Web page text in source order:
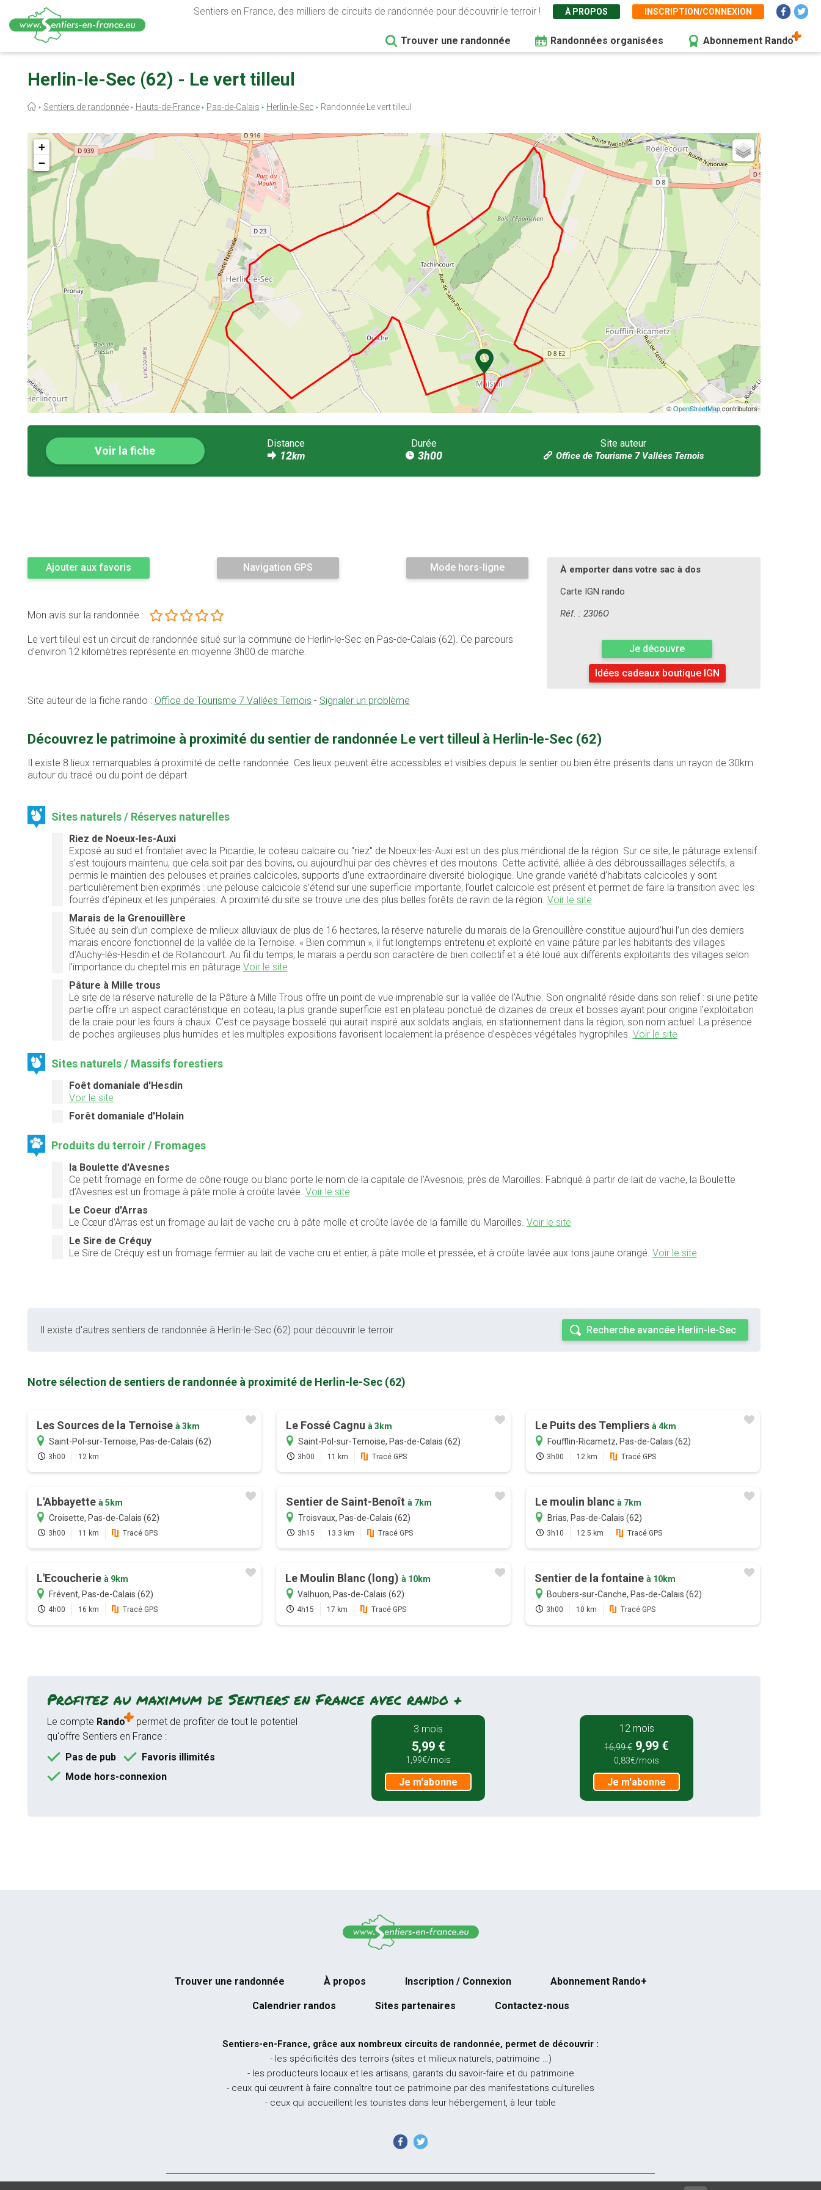
contenu
Sentiers en France, des milliers de circuits de randonnée pour découvrir le terroir ! À PROPOS INSCRIPTION/CONNEXION
Trouver une randonnée Randonnées organisées Abonnement Rando
Herlin-le-Sec (62) - Le vert tilleul
Fil
Sentiers de randonnée Hauts-de-France Pas-de-Calais Herlin-le-Sec Randonnée Le vert tilleul
+
−
©OpenStreetMapcontributors
Voir la fiche
Distance
12km
Durée
3h00
Site auteur
Office de Tourisme 7 Vallées Ternois
Ajouter aux favoris Navigation GPS Mode hors-ligne
Mon avis sur la randonnée :
Le vert tilleul est un circuit de randonnée situé sur la commune de Herlin-le-Sec en Pas-de-Calais (62). Ce parcours
d’environ 12 kilomètres représente en moyenne 3h00 de marche.
Site auteur de la fiche rando : Office de Tourisme 7 Vallées Ternois - Signaler un problème
À emporter dans votre sac à dos
Carte IGN rando
Réf. : 2306O
Je découvre
Idées cadeaux boutique IGN
Découvrez le patrimoine à proximité du sentier de randonnée Le vert tilleul à Herlin-le-Sec (62)
Il existe 8 lieux remarquables à proximité de cette randonnée. Ces lieux peuvent être accessibles et visibles depuis le sentier ou bien être présents dans un rayon de 30km
autour du tracé ou du point de départ.
Sites naturels / Réserves naturelles
Riez de Noeux-les-Auxi
Exposé au sud et frontalier avec la Picardie, le coteau calcaire ou "riez" de Noeux-les-Auxi est un des plus méridional de la région. Sur ce site, le pâturage extensif
s’est toujours maintenu, que cela soit par des bovins, ou aujourd’hui par des chèvres et des moutons. Cette activité, alliée à des débroussaillages sélectifs, a
permis le maintien des pelouses et prairies calcicoles, supports d’une extraordinaire diversité biologique. Une grande variété d’habitats calcicoles y sont
particulièrement bien exprimés : une pelouse calcicole s’étend sur une superficie importante, l’ourlet calcicole est présent et permet de faire la transition avec les
fourrés d’épineux et les junipéraies. A proximité du site se trouve une des plus belles forêts de ravin de la région. Voir le site
Marais de la Grenouillère
Située au sein d’un complexe de milieux alluviaux de plus de 16 hectares, la réserve naturelle du marais de la Grenouillère constitue aujourd’hui l’un des derniers
marais encore fonctionnel de la vallée de la Ternoise. « Bien commun », il fut longtemps entretenu et exploité en vaine pâture par les habitants des villages
d’Auchy-lès-Hesdin et de Rollancourt. Au fil du temps, le marais a perdu son caractère de bien collectif et a été loué aux différents exploitants des villages selon
l’importance du cheptel mis en pâturage Voir le site
Pâture à Mille trous
Le site de la réserve naturelle de la Pâture à Mille Trous offre un point de vue imprenable sur la vallée de l’Authie. Son originalité réside dans son relief : si une petite
partie offre un aspect caractéristique en coteau, la plus grande superficie est en plateau ponctué de dizaines de creux et bosses ayant pour origine l’exploitation
de la craie pour les fours à chaux. C’est ce paysage bosselé qui aurait inspiré aux soldats anglais, en stationnement dans la région, son nom actuel. La présence
de poches argileuses plus humides et les multiples expositions favorisent localement la présence d’espèces végétales hygrophiles. Voir le site
Sites naturels / Massifs forestiers
Foêt domaniale d'Hesdin
Voir le site
Forêt domaniale d'Holain
Produits du terroir / Fromages
la Boulette d'Avesnes
Ce petit fromage en forme de cône rouge ou blanc porte le nom de la capitale de l’Avesnois, près de Maroilles. Fabriqué à partir de lait de vache, la Boulette
d’Avesnes est un fromage à pâte molle à croûte lavée. Voir le site
Le Coeur d'Arras
Le Cœur d’Arras est un fromage au lait de vache cru à pâte molle et croûte lavée de la famille du Maroilles. Voir le site
Le Sire de Créquy
Le Sire de Créquy est un fromage fermier au lait de vache cru et entier, à pâte molle et pressée, et à croûte lavée aux tons jaune orangé. Voir le site
Il existe d'autres sentiers de randonnée à Herlin-le-Sec (62) pour découvrir le terroir Recherche avancée Herlin-le-Sec
Notre sélection de sentiers de randonnée à proximité de Herlin-le-Sec (62)
Les Sources de la Ternoise à 3km
Saint-Pol-sur-Ternoise, Pas-de-Calais (62)
3h00 12 km
Le Fossé Cagnu à 3km
Saint-Pol-sur-Ternoise, Pas-de-Calais (62)
3h00 11 km Tracé GPS
Le Puits des Templiers à 4km
Foufflin-Ricametz, Pas-de-Calais (62)
3h00 12 km Tracé GPS
L'Abbayette à 5km
Croisette, Pas-de-Calais (62)
3h00 11 km Tracé GPS
Sentier de Saint-Benoît à 7km
Troisvaux, Pas-de-Calais (62)
3h15 13.3 km Tracé GPS
Le moulin blanc à 7km
Brias, Pas-de-Calais (62)
3h10 12.5 km Tracé GPS
L'Ecoucherie à 9km
Frévent, Pas-de-Calais (62)
4h00 16 km Tracé GPS
Le Moulin Blanc (long)à 10km
Valhuon, Pas-de-Calais (62)
4h15 17 km Tracé GPS
Sentier de la fontaineà 10km
Boubers-sur-Canche, Pas-de-Calais (62)
3h00 10 km Tracé GPS
Profitez au maximum de Sentiers en France avec rando +
Le compte Rando
permet de profiter de tout le potentiel
qu'offre Sentiers en France :
Pas de pub
Favoris illimités
Mode hors-connexion
3 mois
5,99 €
1,99€/mois
Je m'abonne
12 mois
16,99 € 9,99 €
0,83€/mois
Je m'abonne
Trouver une randonnée À propos Inscription / Connexion Abonnement Rando+
Calendrier randos Sites partenaires Contactez-nous
Sentiers-en-France, grâce aux nombreux circuits de randonnée, permet de découvrir :
- les spécificités des terroirs (sites et milieux naturels, patrimoine …)
- les producteurs locaux et les artisans, garants du savoir-faire et du patrimoine
- ceux qui œuvrent à faire connaître tout ce patrimoine par des manifestations culturelles
- ceux qui accueillent les touristes dans leur hébergement, à leur table